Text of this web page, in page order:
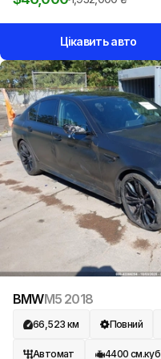
Цікавить авто
BMWM5 2018
66,523 км Повний
Автомат 4400 см.куб